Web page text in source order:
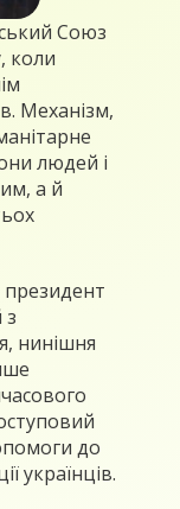
Союз
коли
Механізм,
людей і
а й
з
нинішня
до
українців.